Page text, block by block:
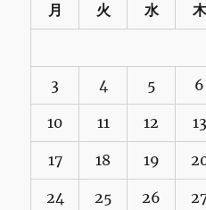
月 火 水 木
3 4 5 6
10 11 12 13
17 18 19
24 25 26